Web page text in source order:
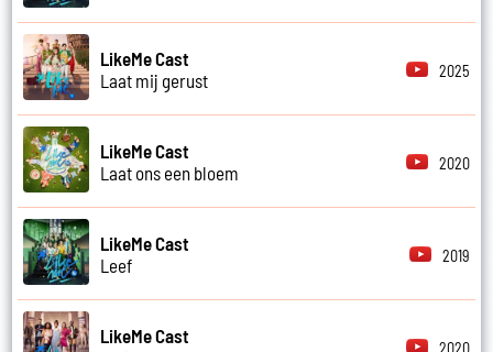
LikeMe Cast
Laat mij gerust
2025
LikeMe Cast
Laat ons een bloem
2020
LikeMe Cast
Leef
2019
LikeMe Cast
2020